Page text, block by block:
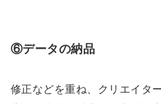
⑥データの納品
修正などを重ね、クリエイタ